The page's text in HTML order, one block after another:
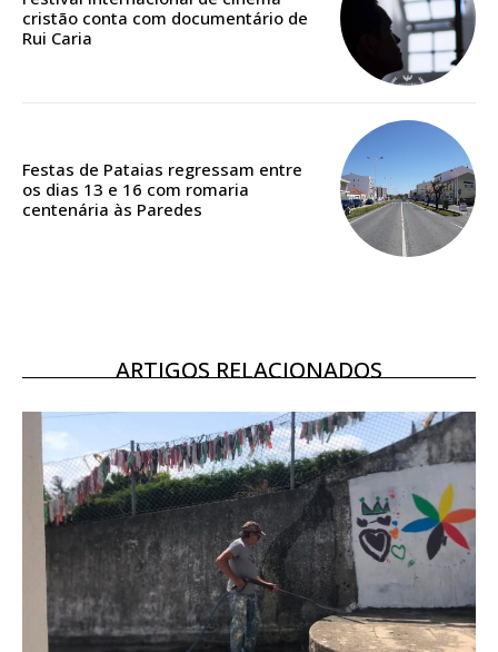
casa
Acesso aos conteúdos Exclusivos para
Escolha o plano
16€
12 meses
Acesso ao conteúdo online
Acesso aos conteúdos Exclusivos para
assinantes
Ofertas para assinatura anual
cristão conta com documentário de
Rui Caria
Festas de Pataias regressam entre
os dias 13 e 16 com romaria
centenária às Paredes
ARTIGOS RELACIONADOS